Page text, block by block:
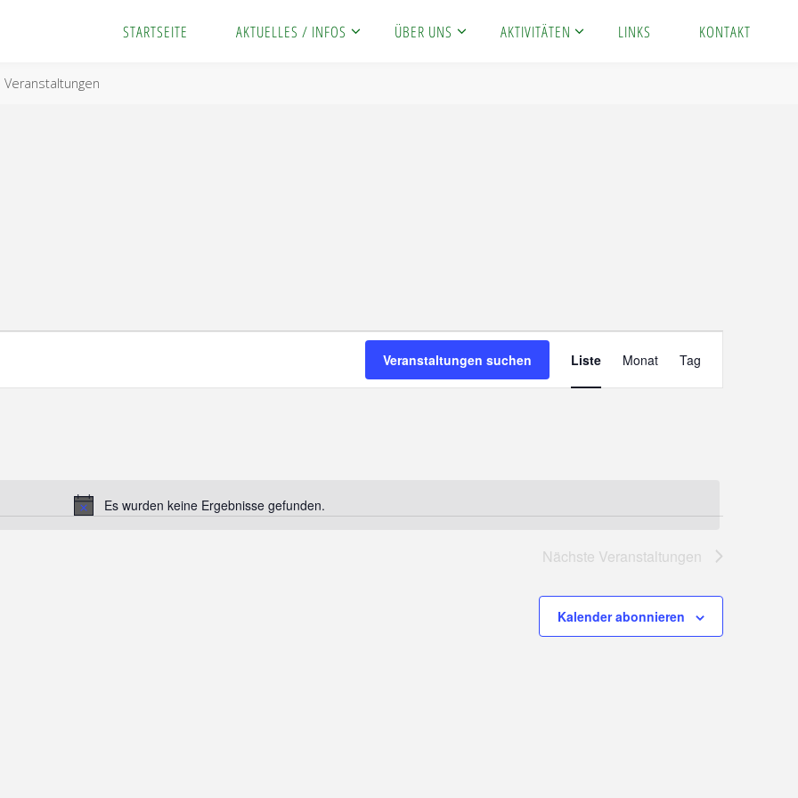
STARTSEITE AKTUELLES / INFOS ÜBER UNS AKTIVITÄTEN LINKS KONTAKT
Veranstaltungen
Hinweis
Es wurden keine Ergebnisse gefunden.
Veranstaltungen suchen
Veranstaltung
Liste Monat Tag
Nächste Veranstaltungen
Kalender abonnieren